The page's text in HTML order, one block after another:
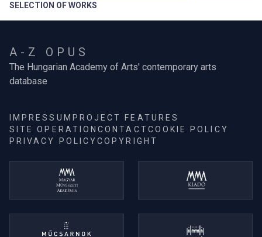
SELECTION OF WORKS
A-Z OPUS
The Hungarian Academy of Arts' contemporary arts
database
IMPRESSUM PROJECT FEATURES
SITE OPERATIONCONTACTCOOKIE POLICY
PRIVACY POLICYCOPYRIGHT